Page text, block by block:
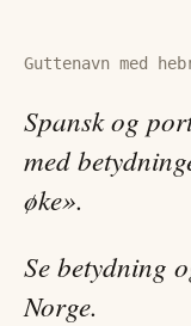
Guttenavn med
Spansk og
med
øke».
Se betydning
Norge.